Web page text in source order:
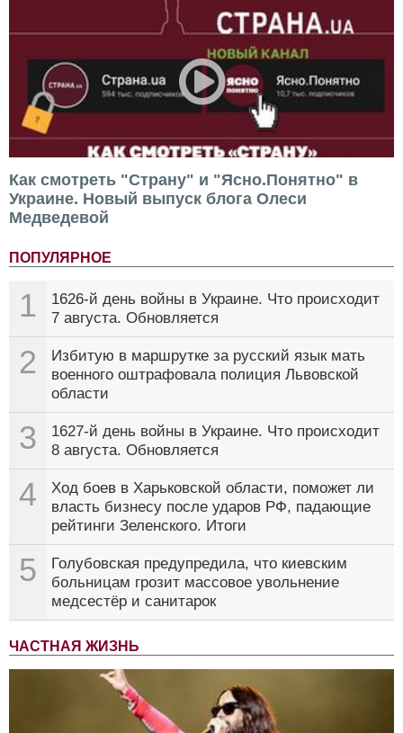
Как смотреть "Страну" и "Ясно.Понятно" в
Украине. Новый выпуск блога Олеси
Медведевой
ПОПУЛЯРНОЕ
1
1626-й день войны в Украине. Что происходит
7 августа. Обновляется
2
Избитую в маршрутке за русский язык мать
военного оштрафовала полиция Львовской
области
3
1627-й день войны в Украине. Что происходит
8 августа. Обновляется
4
Ход боев в Харьковской области, поможет ли
власть бизнесу после ударов РФ, падающие
рейтинги Зеленского. Итоги
5
Голубовская предупредила, что киевским
больницам грозит массовое увольнение
медсестёр и санитарок
ЧАСТНАЯ ЖИЗНЬ